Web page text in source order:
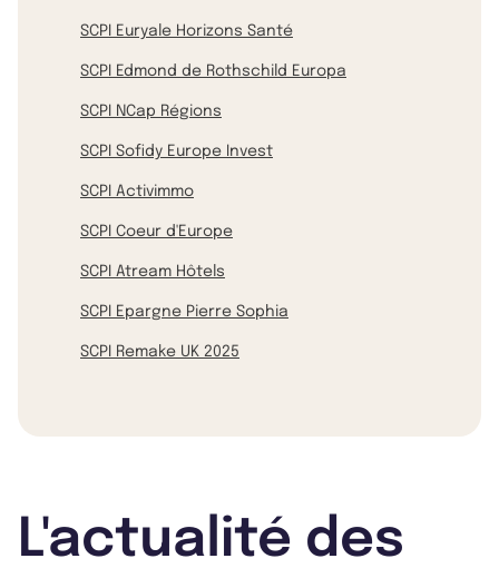
SCPI Euryale Horizons Santé
SCPI Edmond de Rothschild Europa
SCPI NCap Régions
SCPI Sofidy Europe Invest
SCPI Activimmo
SCPI Coeur d'Europe
SCPI Atream Hôtels
SCPI Epargne Pierre Sophia
SCPI Remake UK 2025
L'actualité des